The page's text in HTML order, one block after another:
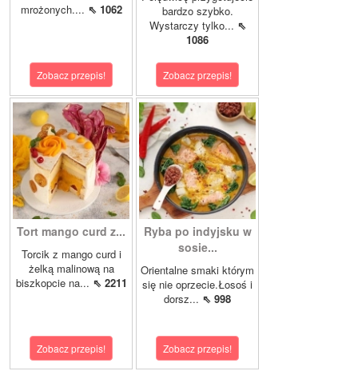
mrożonych.... ⇖ 1062
Zobacz przepis!
bardzo szybko.
Wystarczy tylko... ⇖
1086
Zobacz przepis!
Tort mango curd z...
Torcik z mango curd i
żelką malinową na
biszkopcie na... ⇖ 2211
Zobacz przepis!
Ryba po indyjsku w
sosie...
Orientalne smaki którym
się nie oprzecie.Łosoś i
dorsz... ⇖ 998
Zobacz przepis!